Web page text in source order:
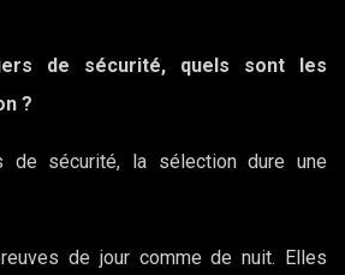
de sécurité, quels sont les
?
de sécurité, la sélection dure une
de jour comme de nuit. Elles